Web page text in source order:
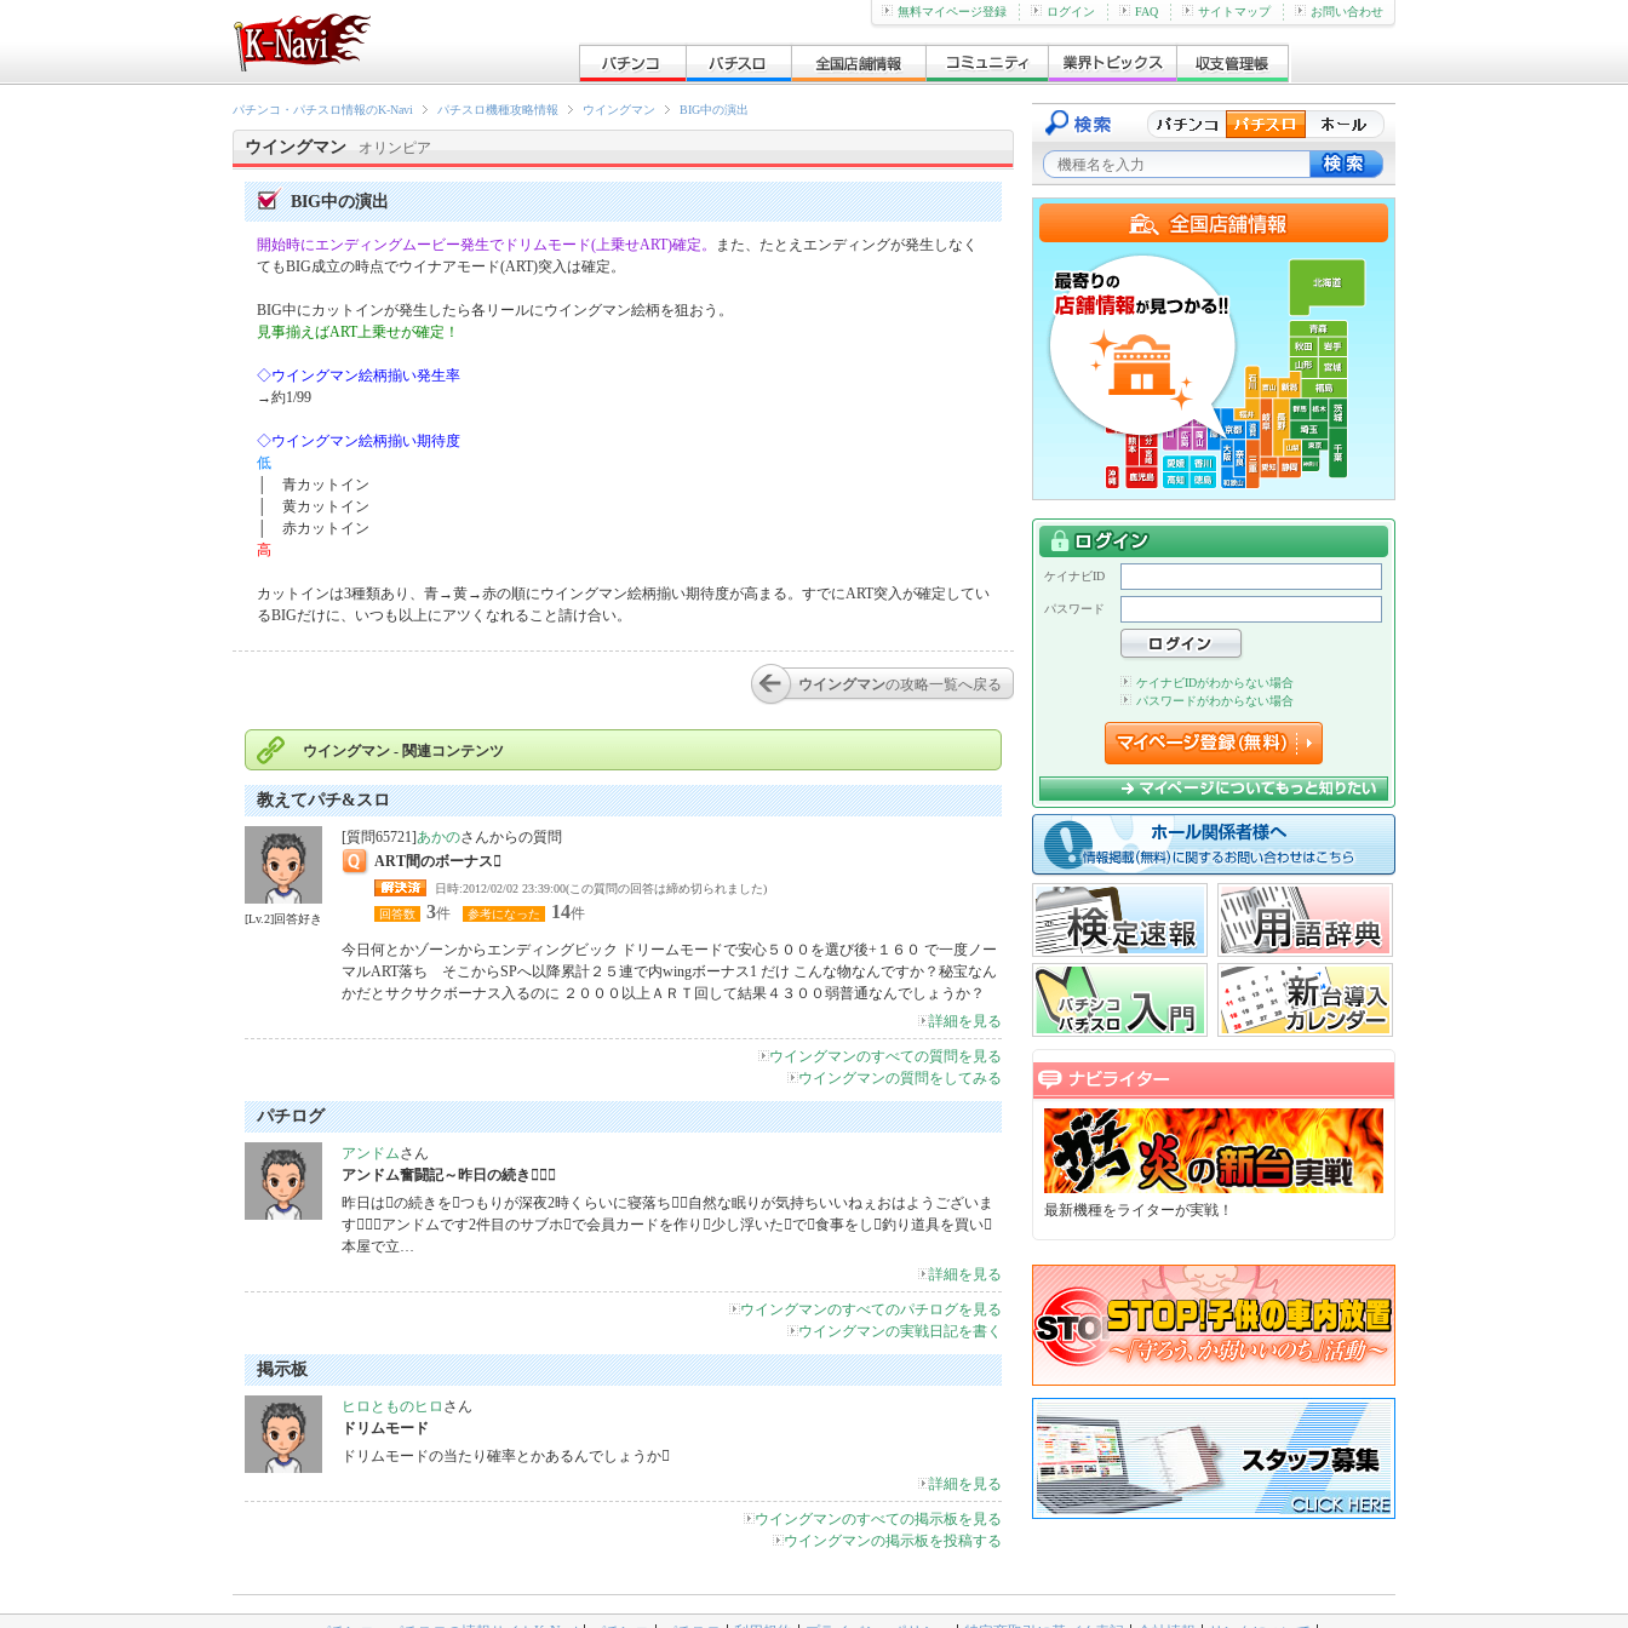
無料マイページ登録 ログイン FAQ サイトマップ お問い合わせ
パチンコ・パチスロ情報のK-Navi パチスロ機種攻略情報 ウイングマン BIG中の演出
ウイングマン オリンピア
BIG中の演出
開始時にエンディングムービー発生でドリムモード(上乗せART)確定。
また、たとえエンディングが発生しなく
てもBIG成立の時点でウイナアモード(ART)突入は確定。
BIG中にカットインが発生したら各リールにウイングマン絵柄を狙おう。
見事揃えばART上乗せが確定！
◇ウイングマン絵柄揃い発生率
→約1/99
◇ウイングマン絵柄揃い期待度
低
│ 青カットイン
│ 黄カットイン
│ 赤カットイン
高
カットインは3種類あり、青→黄→赤の順にウイングマン絵柄揃い期待度が高まる。すでにART突入が確定してい
るBIGだけに、いつも以上にアツくなれること請け合い。
ウイングマンの攻略一覧へ戻る
ウイングマン - 関連コンテンツ
教えてパチ&スロ
[Lv.2]回答好き
[質問65721]あかのさんからの質問
ART間のボーナス
日時:2012/02/02 23:39:00(この質問の回答は締め切られました)
回答数
3件 参考になった 14件
今日何とかゾーンからエンディングビック ドリームモードで安心５００を選び後+１６０ で一度ノー
マルART落ち　そこからSPへ以降累計２５連で内wingボーナス1 だけ こんな物なんですか？秘宝なん
かだとサクサクボーナス入るのに ２０００以上ＡＲＴ回して結果４３００弱普通なんでしょうか？
詳細を見る
ウイングマンのすべての質問を見る
ウイングマンの質問をしてみる
パチログ
アンドムさん
アンドム奮闘記～昨日の続き～
昨日はの続きをつもりが深夜2時くらいに寝落ち自然な眠りが気持ちいいねぇおはようございま
すアンドムです2件目のサブホで会員カードを作り少し浮いたで食事をし釣り道具を買い
本屋で立…
詳細を見る
ウイングマンのすべてのパチログを見る
ウイングマンの実戦日記を書く
掲示板
ヒロとものヒロ さん
ドリムモード
ドリムモードの当たり確率とかあるんでしょうか
詳細を見る
ウイングマンのすべての掲示板を見る
ウイングマンの掲示板を投稿する
ケイナビID
パスワード
ケイナビIDがわからない場合
パスワードがわからない場合
最新機種をライターが実戦！